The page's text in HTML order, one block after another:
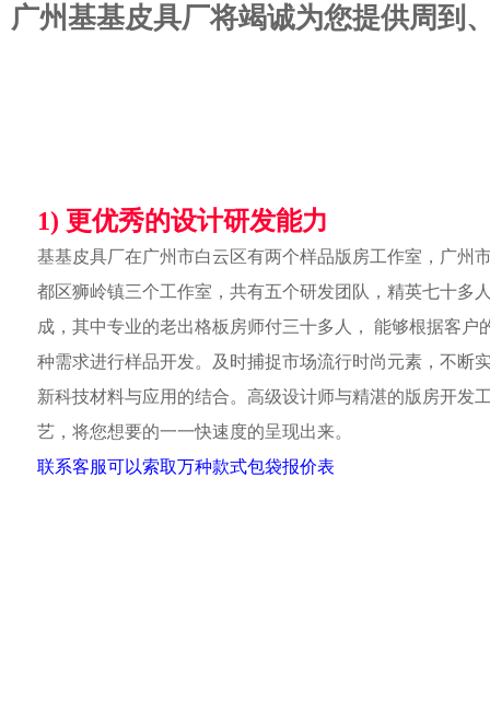
广州基基皮具厂将竭诚为您提供周到
1) 更优秀的设计研发能力
基基皮具厂在广州市白云区有两个样品版房工作室，广州
都区狮岭镇三个工作室，共有五个研发团队，精英七十多
成，其中专业的老出格板房师付三十多人， 能够根据客户
种需求进行样品开发。及时捕捉市场流行时尚元素，不断
新科技材料与应用的结合。高级设计师与精湛的版房开发
艺，将您想要的一一快速度的呈现出来。
联系客服可以索取万种款式包袋报价表